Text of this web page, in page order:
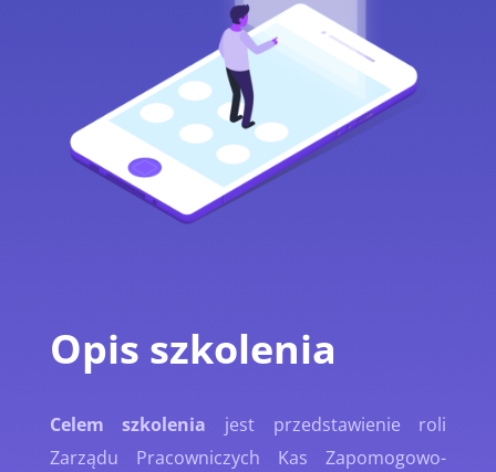
Opis szkolenia
Celem szkolenia jest przedstawienie roli
Zarządu Pracowniczych Kas Zapomogowo-